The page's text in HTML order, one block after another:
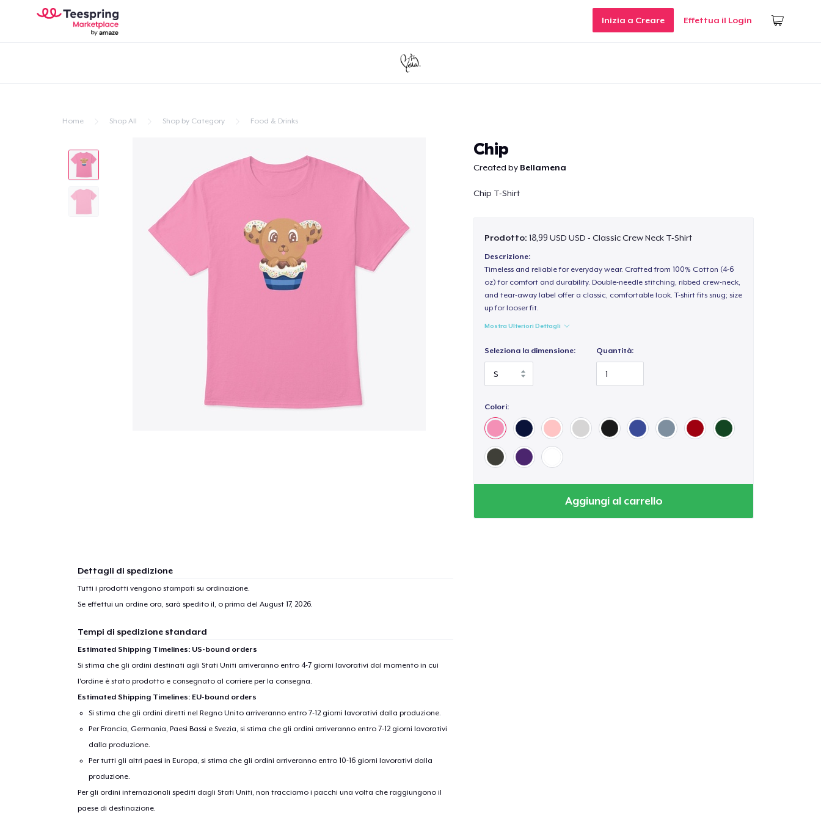
Inizia a Creare Effettua il Login
Home Shop All Shop by Category Food & Drinks
Chip
Created by Bellamena
Chip T-Shirt
Prodotto: 18,99 USD USD - Classic Crew Neck T-Shirt
Descrizione:
Timeless and reliable for everyday wear. Crafted from 100% Cotton (4-6
oz) for comfort and durability. Double-needle stitching, ribbed crew-neck,
and tear-away label offer a classic, comfortable look. T-shirt fits snug; size
up for looser fit.
Mostra Ulteriori Dettagli
Seleziona la dimensione: Quantità:
Colori:
Aggiungi al carrello
Dettagli di spedizione
Tutti i prodotti vengono stampati su ordinazione.
Se effettui un ordine ora, sarà spedito il, o prima del August 17, 2026.
Tempi di spedizione standard
Estimated Shipping Timelines: US-bound orders
Si stima che gli ordini destinati agli Stati Uniti arriveranno entro 4-7 giorni lavorativi dal momento in cui
l'ordine è stato prodotto e consegnato al corriere per la consegna.
Estimated Shipping Timelines: EU-bound orders
Si stima che gli ordini diretti nel Regno Unito arriveranno entro 7-12 giorni lavorativi dalla produzione.
Per Francia, Germania, Paesi Bassi e Svezia, si stima che gli ordini arriveranno entro 7-12 giorni lavorativi
dalla produzione.
Per tutti gli altri paesi in Europa, si stima che gli ordini arriveranno entro 10-16 giorni lavorativi dalla
produzione.
Per gli ordini internazionali spediti dagli Stati Uniti, non tracciamo i pacchi una volta che raggiungono il
paese di destinazione.
Pagamento